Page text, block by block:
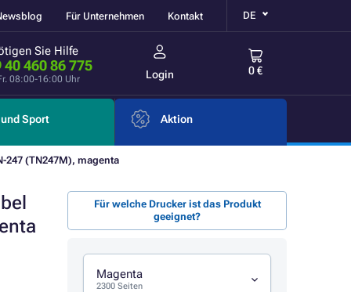
Für Unternehmen Kontakt DE
Sie Hilfe
40 460 86 775
08:00-16:00 Uhr Login 0 €
Sport Aktion
247 (TN247M), magenta
Für welche Drucker ist das Produkt
geeignet?
Magenta
2300 Seiten